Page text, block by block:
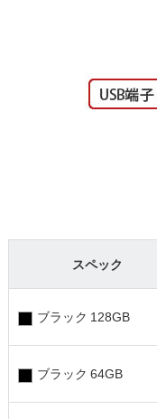
スペック
ブラック 128GB
ブラック 64GB